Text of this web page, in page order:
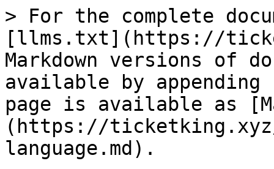
> For the complete
[llms.txt](https://
Markdown versions of
available by
page is available as
(https://
language.md).